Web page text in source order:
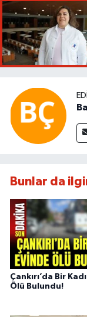
Bunlar da
Çankırı’da Bir
Ölü Bulundu!